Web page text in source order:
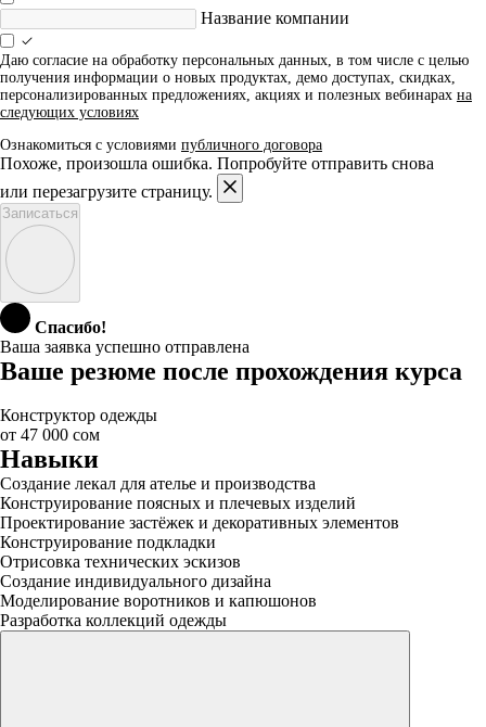
Название компании
Даю согласие на обработку персональных данных, в том числе с целью
получения информации о новых продуктах, демо доступах, скидках,
персонализированных предложениях, акциях и полезных вебинарах на
следующих условиях
Ознакомиться с условиями публичного договора
Похоже, произошла ошибка. Попробуйте отправить снова
или перезагрузите страницу.
Записаться
Спасибо!
Ваша заявка успешно отправлена
Ваше резюме после прохождения курса
Конструктор одежды
от 47 000 сом
Навыки
Создание лекал для ателье и производства
Конструирование поясных и плечевых изделий
Проектирование застёжек и декоративных элементов
Конструирование подкладки
Отрисовка технических эскизов
Создание индивидуального дизайна
Моделирование воротников и капюшонов
Разработка коллекций одежды